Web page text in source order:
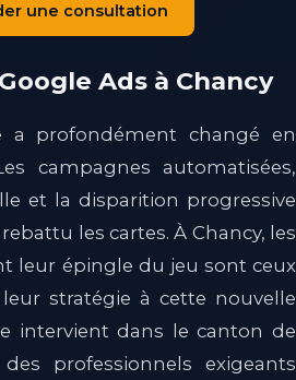
une consultation
Ads à Chancy
a profondément changé en
campagnes automatisées,
et la disparition progressive
les cartes. À Chancy, les
leur épingle du jeu sont ceux
stratégie à cette nouvelle
intervient dans le canton de
professionnels exigeants